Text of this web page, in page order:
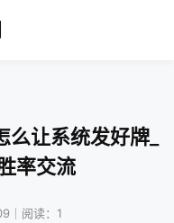
让系统发好牌_
率交流
｜阅读：1